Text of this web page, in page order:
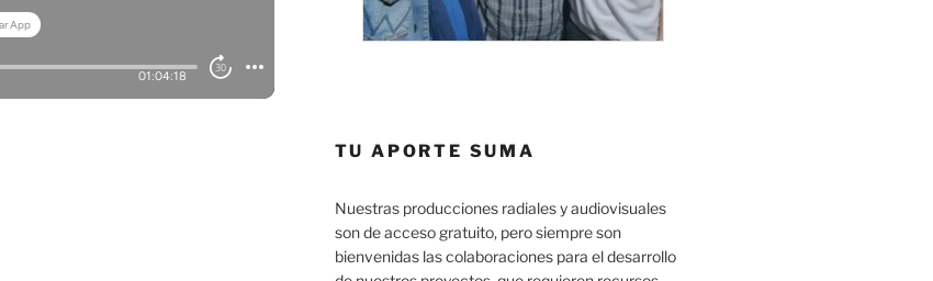
TU APORTE SUMA
Nuestras producciones radiales y audiovisuales
son de acceso gratuito, pero siempre son
bienvenidas las colaboraciones para el desarrollo